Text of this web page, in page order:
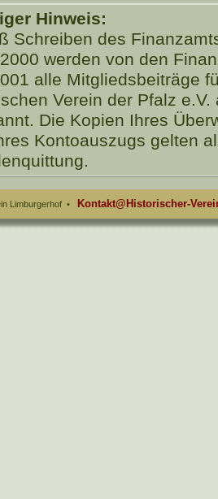
Hinweis:
Schreiben des
werden von den
alle Mitgliedsbeiträge
Verein der Pfalz e.V.
Die Kopien Ihres
Kontoauszugs gelten
Limburgerhof • Kontakt@Historischer-